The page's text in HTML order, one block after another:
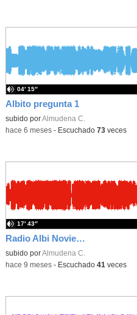
Albito pregunta 1
subido porAlmudena C.
04′ 15″
-hace 6 meses- Escuchado 73veces
Radio Albi Noviembre 2025
subido porAlmudena C.
17′ 43″
-hace 9 meses- Escuchado 41veces